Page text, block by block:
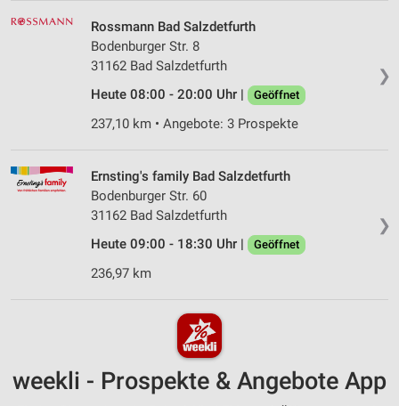
❯
Rossmann Bad Salzdetfurth
Bodenburger Str. 8
31162 Bad Salzdetfurth
Heute 08:00 - 20:00 Uhr |
Geöffnet
237,10 km • Angebote: 3 Prospekte
❯
Ernsting's family Bad Salzdetfurth
Bodenburger Str. 60
31162 Bad Salzdetfurth
Heute 09:00 - 18:30 Uhr |
Geöffnet
236,97 km
weekli - Prospekte & Angebote App